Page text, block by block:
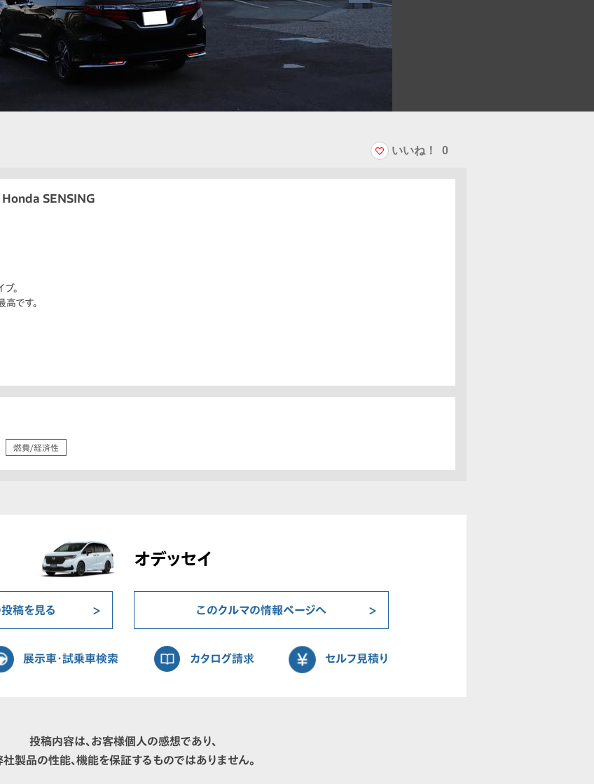
いいね！ 0
Honda SENSING
。
です。
燃費/経済性
オデッセイ
稿を見る このクルマの情報ページへ
展示車・試乗車検索 カタログ請求 セルフ見積り
投稿内容は、お客様個人の感想であり、
社製品の性能、機能を保証するものではありません。